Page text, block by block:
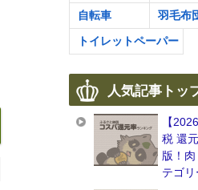
自転車
羽毛布
トイレットペーパー
人気記事トッ
【
税 還
版！
テゴ